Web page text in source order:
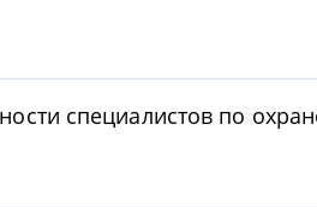
специалистов по